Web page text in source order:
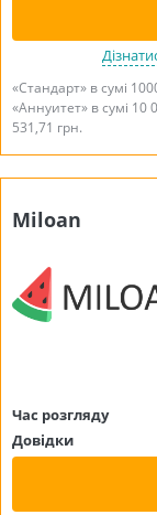
«Стандарт» в сумі
«Аннуитет» в сумі 10
531,71 грн.
Miloan
Час розгляду
Довідки